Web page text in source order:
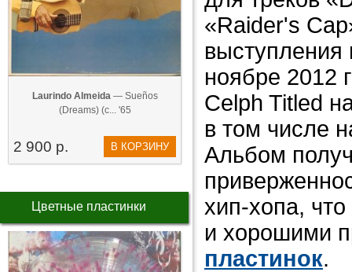
Laurindo Almeida— Sueños
(Dreams) (с... '65
2 900 р. В КОРЗИНУ
Цветные пластинки
«Raider's
ноябре 2012
Celph Titled
в том числе
Альбом
хип-хопа,
и хорошими
пластинок.